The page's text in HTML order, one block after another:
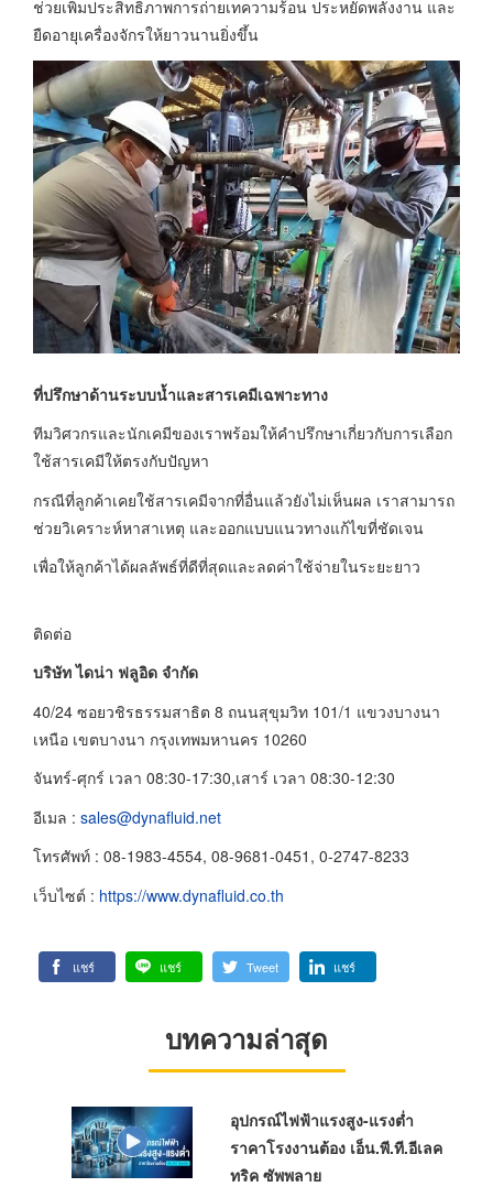
ช่วยเพิ่มประสิทธิภาพการถ่ายเทความร้อน ประหยัดพลังงาน และ
ยืดอายุเครื่องจักรให้ยาวนานยิ่งขึ้น
ที่ปรึกษาด้านระบบน้ำและสารเคมีเฉพาะทาง
ทีมวิศวกรและนักเคมีของเราพร้อมให้คำปรึกษาเกี่ยวกับการเลือก
ใช้สารเคมีให้ตรงกับปัญหา
กรณีที่ลูกค้าเคยใช้สารเคมีจากที่อื่นแล้วยังไม่เห็นผล เราสามารถ
ช่วยวิเคราะห์หาสาเหตุ และออกแบบแนวทางแก้ไขที่ชัดเจน
เพื่อให้ลูกค้าได้ผลลัพธ์ที่ดีที่สุดและลดค่าใช้จ่ายในระยะยาว
ติดต่อ
บริษัท ไดน่า ฟลูอิด จำกัด
40/24 ซอยวชิรธรรมสาธิต 8 ถนนสุขุมวิท 101/1 แขวงบางนา
เหนือ เขตบางนา กรุงเทพมหานคร 10260
จันทร์-ศุกร์ เวลา 08:30-17:30,เสาร์ เวลา 08:30-12:30
อีเมล : sales@dynafluid.net
โทรศัพท์ : 08-1983-4554, 08-9681-0451, 0-2747-8233
เว็บไซต์ : https://www.dynafluid.co.th
แชร์ แชร์ Tweet แชร์
บทความล่าสุด
อุปกรณ์ไฟฟ้าแรงสูง-แรงต่ำ
ราคาโรงงานต้อง เอ็น.พี.ที.อีเลค
ทริค ซัพพลาย